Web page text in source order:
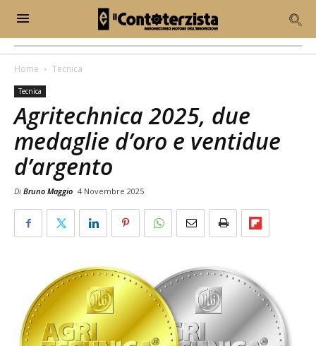
Home Tecnica
Tecnica
Agritechnica 2025, due
medaglie d’oro e ventidue
d’argento
Di Bruno Maggio 4 Novembre 2025